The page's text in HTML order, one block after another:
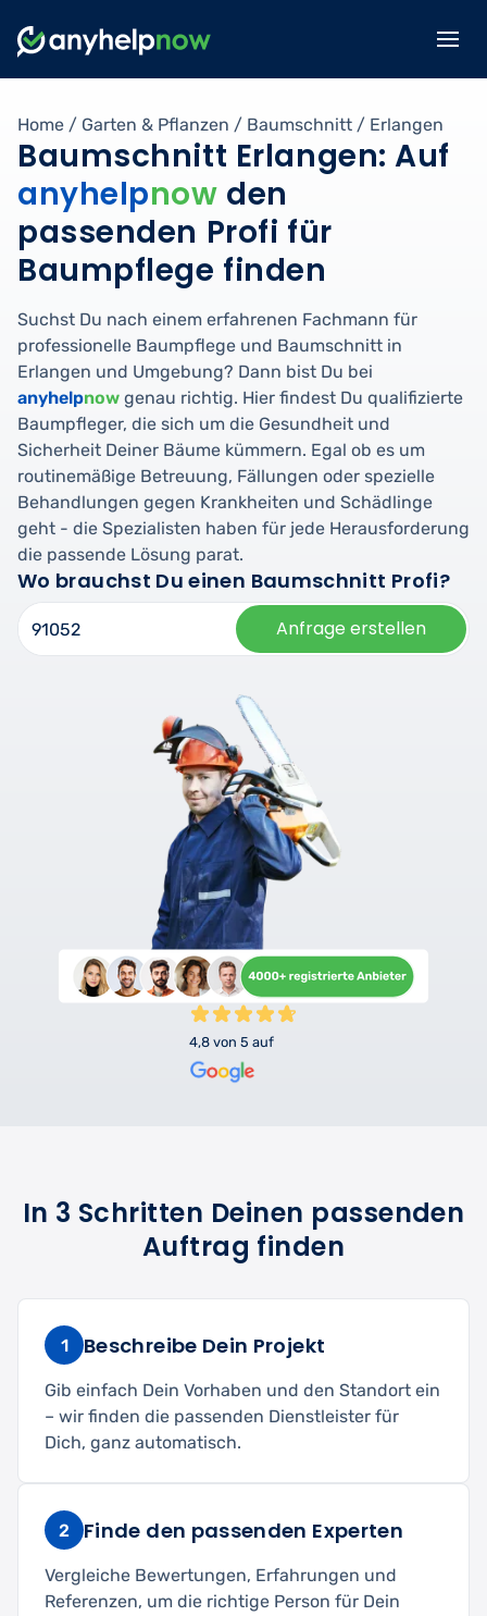
Home / Garten & Pflanzen / Baumschnitt / Erlangen
Baumschnitt Erlangen: Auf
anyhelpnow den
passenden Profi für
Baumpflege finden
Suchst Du nach einem erfahrenen Fachmann für
professionelle Baumpflege und Baumschnitt in
Erlangen und Umgebung? Dann bist Du bei
anyhelpnow genau richtig. Hier findest Du qualifizierte
Baumpfleger, die sich um die Gesundheit und
Sicherheit Deiner Bäume kümmern. Egal ob es um
routinemäßige Betreuung, Fällungen oder spezielle
Behandlungen gegen Krankheiten und Schädlinge
geht - die Spezialisten haben für jede Herausforderung
die passende Lösung parat.
Wo brauchst Du einen Baumschnitt Profi?
Anfrage erstellen
4,8 von 5 auf
In 3 Schritten Deinen passenden
Auftrag finden
1 Beschreibe Dein Projekt
Gib einfach Dein Vorhaben und den Standort ein
– wir finden die passenden Dienstleister für
Dich, ganz automatisch.
2 Finde den passenden Experten
Vergleiche Bewertungen, Erfahrungen und
Referenzen, um die richtige Person für Dein